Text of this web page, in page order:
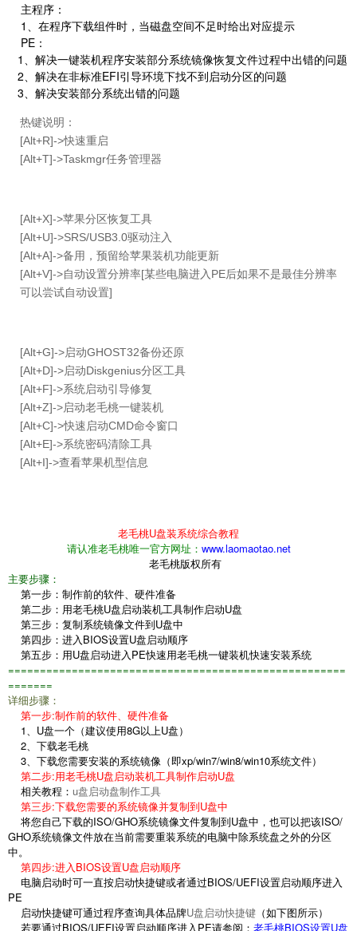
主程序：
1、在程序下载组件时，当磁盘空间不足时给出对应提示
PE：
1、解决一键装机程序安装部分系统镜像恢复文件过程中出错的问题
2、解决在非标准EFI引导环境下找不到启动分区的问题
3、解决安装部分系统出错的问题
热键说明：
[Alt+R]->快速重启
[Alt+T]->Taskmgr任务管理器
[Alt+X]->苹果分区恢复工具
[Alt+U]->SRS/USB3.0驱动注入
[Alt+A]->备用，预留给苹果装机功能更新
[Alt+V]->自动设置分辨率[某些电脑进入PE后如果不是最佳分辨率
可以尝试自动设置]
[Alt+G]->启动GHOST32备份还原
[Alt+D]->启动Diskgenius分区工具
[Alt+F]->系统启动引导修复
[Alt+Z]->启动老毛桃一键装机
[Alt+C]->快速启动CMD命令窗口
[Alt+E]->系统密码清除工具
[Alt+I]->查看苹果机型信息
老毛桃U盘装系统综合教程
请认准老毛桃唯一官方网址： www.laomaotao.net
老毛桃版权所有
主要步骤：
第一步：制作前的软件、硬件准备
第二步：用老毛桃U盘启动装机工具制作启动U盘
第三步：复制系统镜像文件到U盘中
第四步：进入BIOS设置U盘启动顺序
第五步：用U盘启动进入PE快速用老毛桃一键装机快速安装系统
=====================================================
=======
详细步骤：
第一步:制作前的软件、硬件准备
1、U盘一个（建议使用8G以上U盘）
2、下载老毛桃
3、下载您需要安装的系统镜像（即xp/win7/win8/win10系统文件）
第二步:用老毛桃U盘启动装机工具制作启动U盘
相关教程： u盘启动盘制作工具
第三步:下载您需要的系统镜像并复制到U盘中
将您自己下载的ISO/GHO系统镜像文件复制到U盘中，也可以把该ISO/
GHO系统镜像文件放在当前需要重装系统的电脑中除系统盘之外的分区
中。
第四步:进入BIOS设置U盘启动顺序
电脑启动时可一直按启动快捷键或者通过BIOS/UEFI设置启动顺序进入
PE
启动快捷键可通过程序查询具体品牌U盘启动快捷键 （如下图所示）
若要通过BIOS/UEFI设置启动顺序进入PE请参阅： 老毛桃BIOS设置U盘